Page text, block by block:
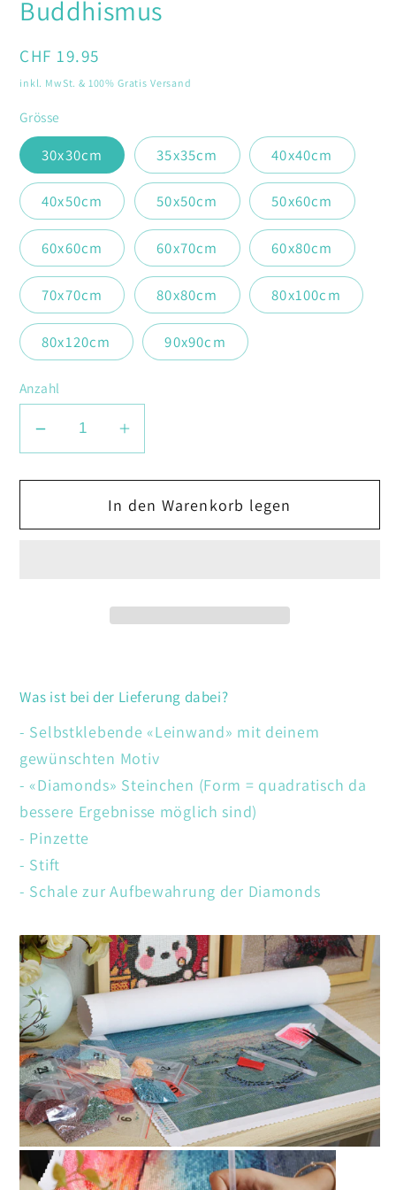
in
Modal
Buddhismus
Normaler
Preis
CHF 19.95
inkl. MwSt. & 100% Gratis Versand
Grösse
30x30cm 35x35cm 40x40cm
40x50cm 50x50cm 50x60cm
60x60cm 60x70cm 60x80cm
70x70cm 80x80cm 80x100cm
80x120cm 90x90cm
Anzahl
Verringere
Menge
Buddhismus
Erhöhe
Menge
für
Buddhismus
In den Warenkorb legen
Was ist bei der Lieferung dabei?
- Selbstklebende «Leinwand» mit deinem
gewünschten Motiv
- «Diamonds» Steinchen (Form = quadratisch da
bessere Ergebnisse möglich sind)
- Pinzette
- Stift
- Schale zur Aufbewahrung der Diamonds